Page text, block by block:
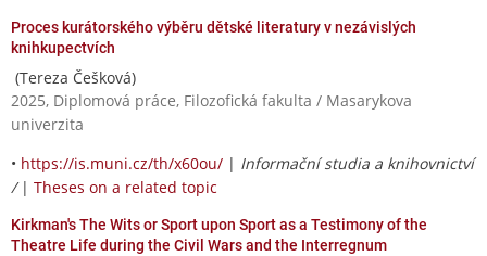
Proces kurátorského výběru dětské literatury v nezávislých
knihkupectvích
(Tereza Češková)
2025, Diplomová práce, Filozofická fakulta / Masarykova
univerzita
• https://is.muni.cz/th/x60ou/ | Informační studia a knihovnictví
/ | Theses on a related topic
Kirkman's The Wits or Sport upon Sport as a Testimony of the
Theatre Life during the Civil Wars and the Interregnum